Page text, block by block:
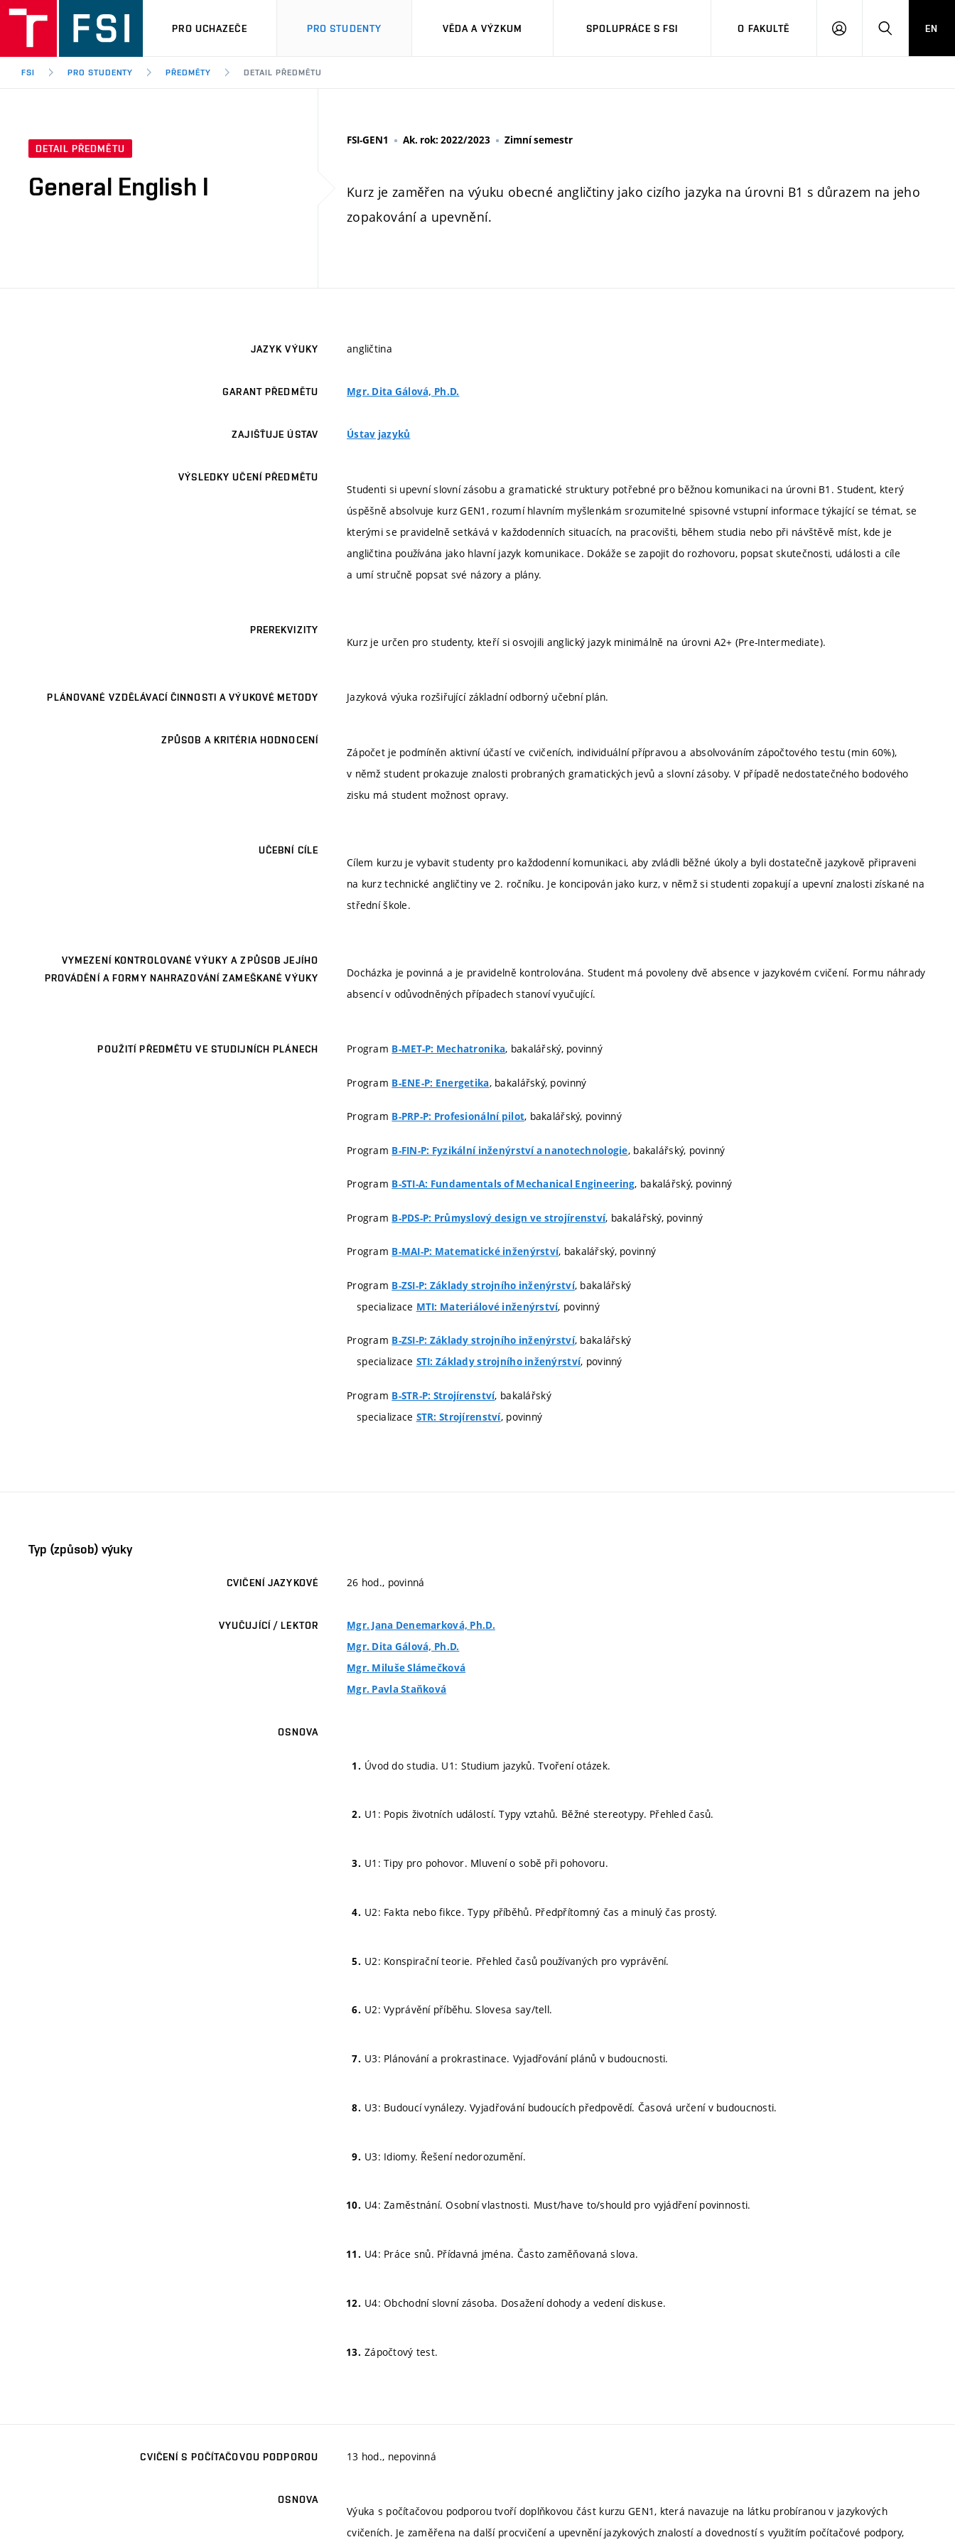
PRO UCHAZEČE PRO STUDENTY VĚDA A VÝZKUM SPOLUPRÁCE S FSI O FAKULTĚ
PŘIHLÁŠENÍHLEDAT
EN
FSI PRO STUDENTY PŘEDMĚTY DETAIL PŘEDMĚTU
DETAIL PŘEDMĚTU
General English I
FSI-GEN1 Ak. rok: 2022/2023 Zimní semestr
Kurz je zaměřen na výuku obecné angličtiny jako cizího jazyka na úrovni B1 s důrazem na jeho
zopakování a upevnění.
JAZYK VÝUKY angličtina
GARANT PŘEDMĚTU Mgr. Dita Gálová, Ph.D.
ZAJIŠŤUJE ÚSTAV Ústav jazyků
VÝSLEDKY UČENÍ PŘEDMĚTU
Studenti si upevní slovní zásobu a gramatické struktury potřebné pro běžnou komunikaci na úrovni B1. Student, který
úspěšně absolvuje kurz GEN1, rozumí hlavním myšlenkám srozumitelné spisovné vstupní informace týkající se témat, se
kterými se pravidelně setkává v každodenních situacích, na pracovišti, během studia nebo při návštěvě míst, kde je
angličtina používána jako hlavní jazyk komunikace. Dokáže se zapojit do rozhovoru, popsat skutečnosti, události a cíle
a umí stručně popsat své názory a plány.
PREREKVIZITY
Kurz je určen pro studenty, kteří si osvojili anglický jazyk minimálně na úrovni A2+ (Pre-Intermediate).
PLÁNOVANÉ VZDĚLÁVACÍ ČINNOSTI A VÝUKOVÉ METODY Jazyková výuka rozšiřující základní odborný učební plán.
ZPŮSOB A KRITÉRIA HODNOCENÍ
Zápočet je podmíněn aktivní účastí ve cvičeních, individuální přípravou a absolvováním zápočtového testu (min 60%),
v němž student prokazuje znalosti probraných gramatických jevů a slovní zásoby. V případě nedostatečného bodového
zisku má student možnost opravy.
UČEBNÍ CÍLE
Cílem kurzu je vybavit studenty pro každodenní komunikaci, aby zvládli běžné úkoly a byli dostatečně jazykově připraveni
na kurz technické angličtiny ve 2. ročníku. Je koncipován jako kurz, v němž si studenti zopakují a upevní znalosti získané na
střední škole.
VYMEZENÍ KONTROLOVANÉ VÝUKY A ZPŮSOB JEJÍHO
PROVÁDĚNÍ A FORMY NAHRAZOVÁNÍ ZAMEŠKANÉ VÝUKY
Docházka je povinná a je pravidelně kontrolována. Student má povoleny dvě absence v jazykovém cvičení. Formu náhrady
absencí v odůvodněných případech stanoví vyučující.
POUŽITÍ PŘEDMĚTU VE STUDIJNÍCH PLÁNECH Program B-MET-P: Mechatronika, bakalářský, povinný
Program B-ENE-P: Energetika, bakalářský, povinný
Program B-PRP-P: Profesionální pilot, bakalářský, povinný
Program B-FIN-P: Fyzikální inženýrství a nanotechnologie, bakalářský, povinný
Program B-STI-A: Fundamentals of Mechanical Engineering, bakalářský, povinný
Program B-PDS-P: Průmyslový design ve strojírenství, bakalářský, povinný
Program B-MAI-P: Matematické inženýrství, bakalářský, povinný
Program B-ZSI-P: Základy strojního inženýrství, bakalářský
specializace MTI: Materiálové inženýrství, povinný
Program B-ZSI-P: Základy strojního inženýrství, bakalářský
specializace STI: Základy strojního inženýrství, povinný
Program B-STR-P: Strojírenství, bakalářský
specializace STR: Strojírenství, povinný
Typ (způsob) výuky
CVIČENÍ JAZYKOVÉ 26 hod., povinná
VYUČUJÍCÍ / LEKTOR
Mgr. Jana Denemarková, Ph.D.
Mgr. Dita Gálová, Ph.D.
Mgr. Miluše Slámečková
Mgr. Pavla Staňková
OSNOVA
Úvod do studia. U1: Studium jazyků. Tvoření otázek.
U1: Popis životních událostí. Typy vztahů. Běžné stereotypy. Přehled časů.
U1: Tipy pro pohovor. Mluvení o sobě při pohovoru.
U2: Fakta nebo fikce. Typy příběhů. Předpřítomný čas a minulý čas prostý.
U2: Konspirační teorie. Přehled časů používaných pro vyprávění.
U2: Vyprávění příběhu. Slovesa say/tell.
U3: Plánování a prokrastinace. Vyjadřování plánů v budoucnosti.
U3: Budoucí vynálezy. Vyjadřování budoucích předpovědí. Časová určení v budoucnosti.
U3: Idiomy. Řešení nedorozumění.
U4: Zaměstnání. Osobní vlastnosti. Must/have to/should pro vyjádření povinnosti.
U4: Práce snů. Přídavná jména. Často zaměňovaná slova.
U4: Obchodní slovní zásoba. Dosažení dohody a vedení diskuse.
Zápočtový test.
CVIČENÍ S POČÍTAČOVOU PODPOROU 13 hod., nepovinná
OSNOVA
Výuka s počítačovou podporou tvoří doplňkovou část kurzu GEN1, která navazuje na látku probíranou v jazykových
cvičeních. Je zaměřena na další procvičení a upevnění jazykových znalostí a dovedností s využitím počítačové podpory,